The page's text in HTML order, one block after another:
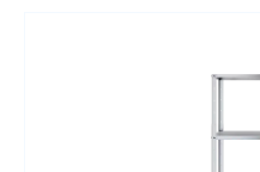
Режим работы: